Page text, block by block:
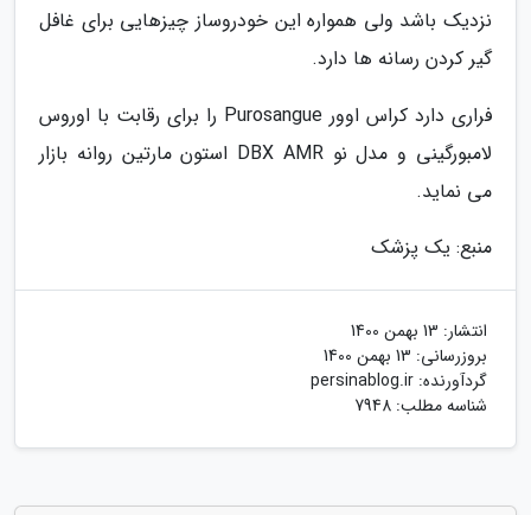
نزدیک باشد ولی همواره این خودروساز چیزهایی برای غافل
گیر کردن رسانه ها دارد.
فراری دارد کراس اوور Purosangue را برای رقابت با اوروس
لامبورگینی و مدل نو DBX AMR استون مارتین روانه بازار
می نماید.
منبع: یک پزشک
انتشار: 13 بهمن 1400
بروزرسانی: 13 بهمن 1400
گردآورنده: persinablog.ir
شناسه مطلب: 7948